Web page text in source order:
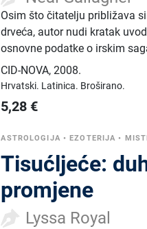
Osim što čitatelju približava
drveća, autor nudi kratak
osnovne podatke o irskim
CID-NOVA,2008.
Hrvatski. Latinica. Broširano.
5,28 €
ASTROLOGIJA • EZOTERIJA •
Tisućljeće:
promjene
Lyssa Royal